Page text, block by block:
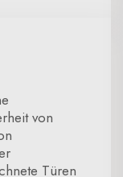
von
Türen